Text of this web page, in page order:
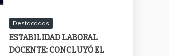
Destacadas
ESTABILIDAD LABORAL
DOCENTE: CONCLUYÓ EL